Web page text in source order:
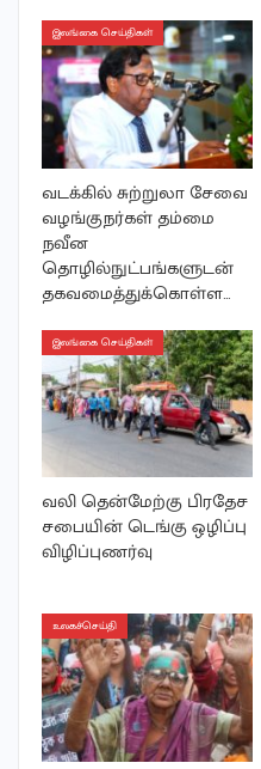
இலங்கை செய்திகள்
வடக்கில் சுற்றுலா சேவை
வழங்குநர்கள் தம்மை
நவீன
தொழில்நுட்பங்களுடன்
தகவமைத்துக்கொள்ள…
இலங்கை செய்திகள்
வலி தென்மேற்கு பிரதேச
சபையின் டெங்கு ஒழிப்பு
விழிப்புணர்வு
உலகச்செய்தி